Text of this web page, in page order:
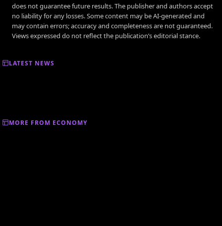
does not guarantee future results. The publisher and authors accept
no liability for any losses. Some content may be AI-generated and
may contain errors; accuracy and completeness are not guaranteed.
Views expressed do not reflect the publication’s editorial stance.
LATEST NEWS
MORE FROM ECONOMY